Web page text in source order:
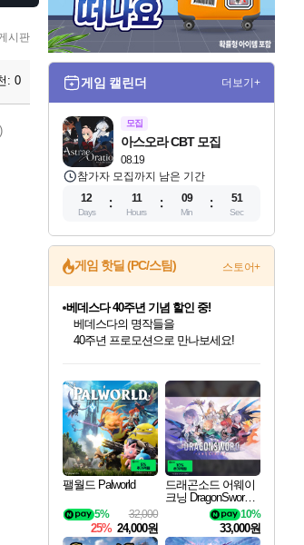
시판
: 0
)
게임 캘린더 더보기+
모집
08.19
아스오라 CBT 모집
참가자 모집까지 남은 기간
12
Days
11
Hours
09
Min
49
Sec
게임 핫딜 (PC/스팀) 스토어+
최대 90% 할인가를 만나보세요!
네이버혜택과 함께 만나보세요!
50%할인&추가 적립까지!
이니&베니 혜택까지!
네이버 혜택가와 함께 예약하세요!
할인&네이버혜택으로 만나보세요!
네이버페이 혜택과 만나보세요!
40주년 프로모션으로 만나보세요!
마블 투혼 파이팅 소울즈 예약 판매 중!
마블 히어로 총 출동&화려한 격투!
네이버 포인트 혜택까지!
할인가에 만나보세요!
일부 에디션 상시 할인!
혜택으로 예약 판매 중
편안하게 충전하세요
팰월드 Palworld
32,000
5%
25% 24,000원
드래곤소드 어웨이
크닝 DragonSword A
10%
33,000원